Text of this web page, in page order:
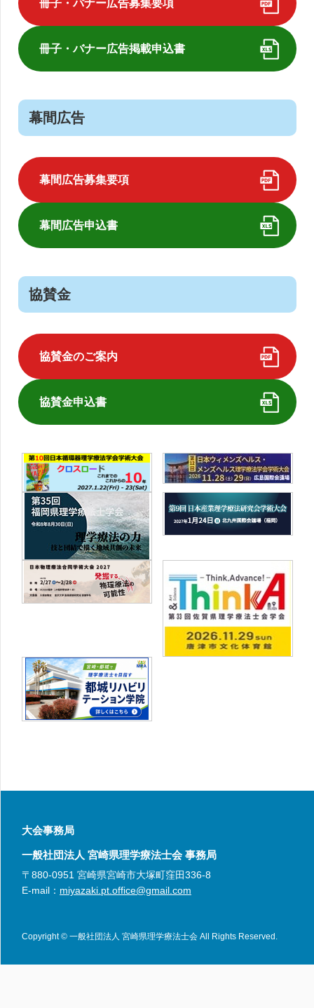
冊子・バナー広告募集要項
冊子・バナー広告掲載申込書
幕間広告
幕間広告募集要項
幕間広告申込書
協賛金
協賛金のご案内
協賛金申込書
大会事務局
一般社団法人 宮崎県理学療法士会 事務局
〒880-0951 宮崎県宮崎市大塚町窪田336-8
E-mail： miyazaki.pt.office@gmail.com
Copyright © 一般社団法人 宮崎県理学療法士会 All Rights Reserved.